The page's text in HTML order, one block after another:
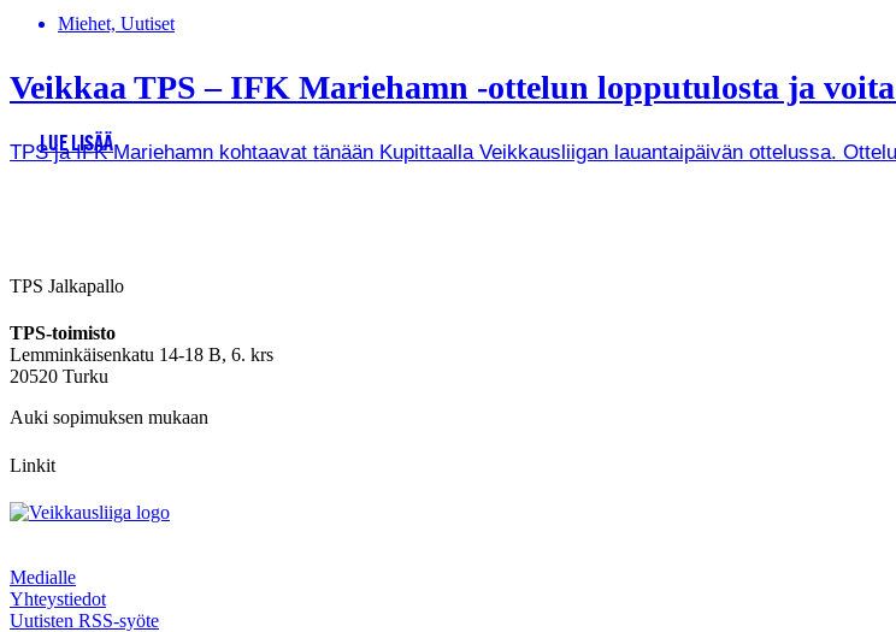
Miehet, Uutiset
Veikkaa TPS – IFK Mariehamn -ottelun lopputulosta ja
TPS ja IFK Mariehamn kohtaavat tänään Kupittaalla Veikkausliigan lauantaipäivän ottelussa.
LUE LISÄÄ
TPS Jalkapallo
TPS-toimisto
Lemminkäisenkatu 14-18 B, 6. krs
20520 Turku
Auki sopimuksen mukaan
Linkit
Medialle
Yhteystiedot
Uutisten RSS-syöte